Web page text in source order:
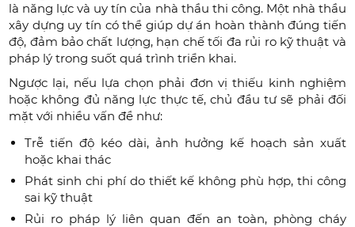
là năng lực và uy tín của nhà thầu thi công. Một nhà thầu
xây dựng uy tín có thể giúp dự án hoàn thành đúng tiến
độ, đảm bảo chất lượng, hạn chế tối đa rủi ro kỹ thuật và
pháp lý trong suốt quá trình triển khai.
Ngược lại, nếu lựa chọn phải đơn vị thiếu kinh nghiệm
hoặc không đủ năng lực thực tế, chủ đầu tư sẽ phải đối
mặt với nhiều vấn đề như:
Trễ tiến độ kéo dài, ảnh hưởng kế hoạch sản xuất
hoặc khai thác
Phát sinh chi phí do thiết kế không phù hợp, thi công
sai kỹ thuật
Rủi ro pháp lý liên quan đến an toàn, phòng cháy